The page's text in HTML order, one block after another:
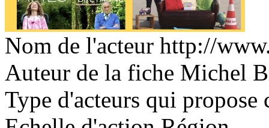
Nom de l'acteur http://
Auteur de la fiche Michel
Type d'acteurs qui